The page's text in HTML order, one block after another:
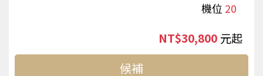
機位 20
NT$30,800 起
候補